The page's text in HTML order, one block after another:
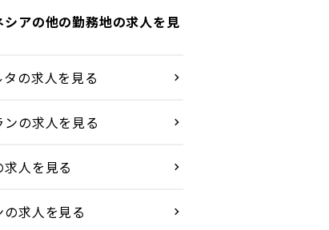
シアの他の勤務地の求人を見
タの求人を見る
ンの求人を見る
求人を見る
の求人を見る